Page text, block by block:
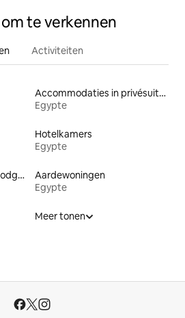
te verkennen
Activiteiten
Accommodaties in privésuites
Egypte
Hotelkamers
Egypte
Accommodaties in ecolodges
Aardewoningen
Egypte
Meer tonen